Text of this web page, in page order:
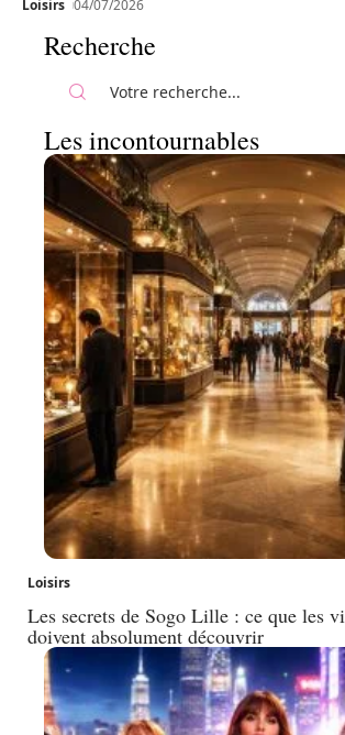
Loisirs 04/07/2026
Recherche
Les incontournables
Loisirs
Les secrets de Sogo Lille : ce que les
doivent absolument découvrir